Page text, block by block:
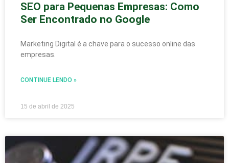
SEO para Pequenas Empresas: Como
Ser Encontrado no Google
Marketing Digital é a chave para o sucesso online das
empresas.
CONTINUE LENDO »
15 de abril de 2025